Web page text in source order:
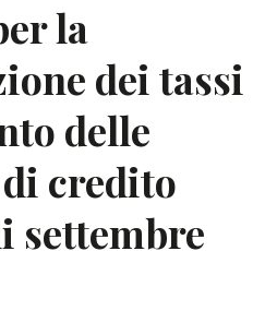
la
dei tassi
delle
credito
settembre